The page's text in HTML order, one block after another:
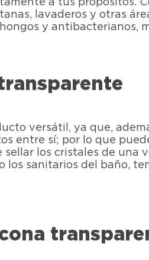
a tus propósitos.
lavaderos y otras
y antibacterianos,
versátil, ya que,
entre sí; por lo que
los cristales de una
los sanitarios del baño,